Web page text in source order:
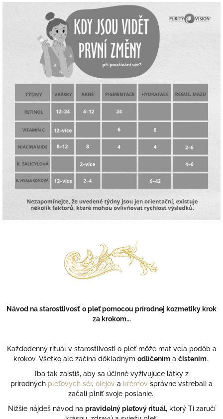
Návod na starostlivosť o pleť pomocou prírodnej kozmetiky krok
za krokom...
Každodenný rituál v starostlivosti o pleť môže mať veľa podôb a
krokov. Všetko ale začína dôkladným odlíčeníma čistením.
Iba tak zaistíš, aby sa účinné vyživujúce látky z
prírodných pleťových sér, olejov a krémov správne vstrebali a
začali plniť svoje poslanie.
Nižšie nájdeš návod na pravidelný pleťový rituál, ktorý Ti zaručí